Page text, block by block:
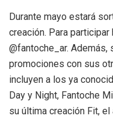
Durante mayo estará
creación. Para
@fantoche_ar.
promociones con sus
incluyen a los ya
Day y Night, Fantoche
su última creación Fit,